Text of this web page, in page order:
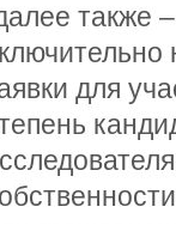
также
для